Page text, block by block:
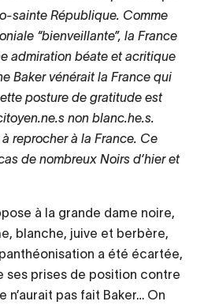
sainte République. Comme
“bienveillante”, la France
admiration béate et acritique
Baker vénérait la France qui
posture de gratitude est
non blanc.he.s.
reprocher à la France. Ce
de nombreux Noirs d’hier et
à la grande dame noire,
blanche, juive et berbère,
a été écartée,
ses prises de position contre
n’aurait pas fait Baker… On